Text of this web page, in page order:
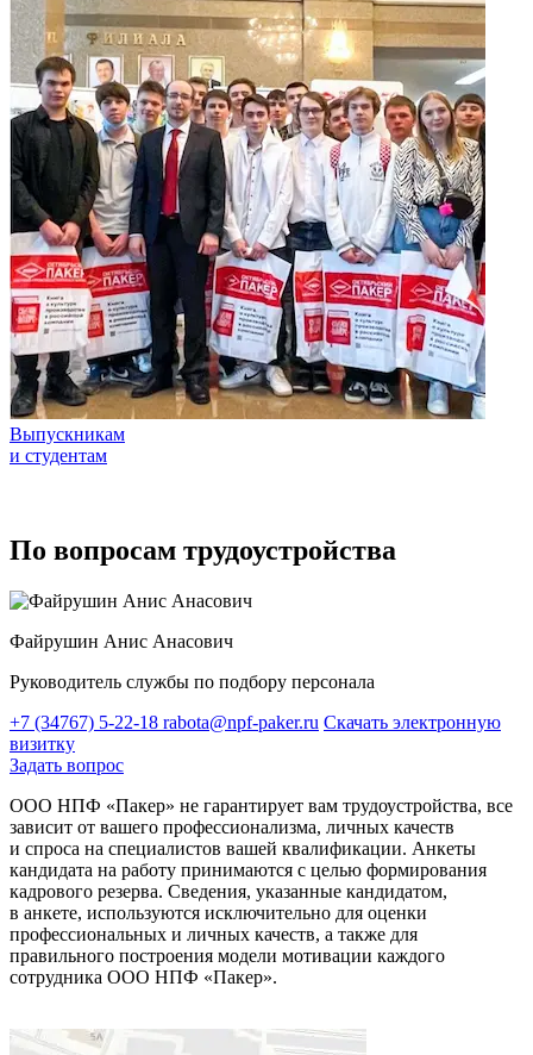
Выпускникам
и студентам
По вопросам трудоустройства
Файрушин Анис Анасович
Руководитель службы по подбору персонала
+7 (34767) 5-22-18 rabota@npf-paker.ru Скачать электронную
визитку
Задать вопрос
ООО НПФ «Пакер» не гарантирует вам трудоустройства, все
зависит от вашего профессионализма, личных качеств
и спроса на специалистов вашей квалификации. Анкеты
кандидата на работу принимаются с целью формирования
кадрового резерва. Сведения, указанные кандидатом,
в анкете, используются исключительно для оценки
профессиональных и личных качеств, а также для
правильного построения модели мотивации каждого
сотрудника ООО НПФ «Пакер».